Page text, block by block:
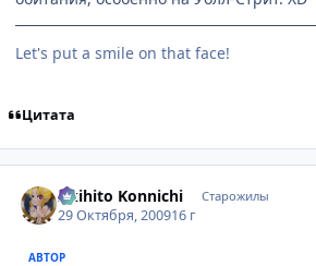
Let's put a smile on that face!
Цитата
Akihito Konnichi Старожилы
29 Октября, 200916 г
АВТОР